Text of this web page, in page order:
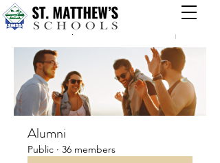
Groups
Alumni
Public · 36 members